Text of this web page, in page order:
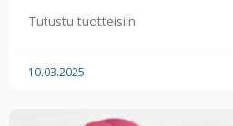
Tutustu tuotteisiin
10.03.2025